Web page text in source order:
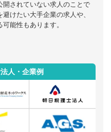
されていない求人のことで
けたい大手企業の求人や、
能性もあります。
人・企業例